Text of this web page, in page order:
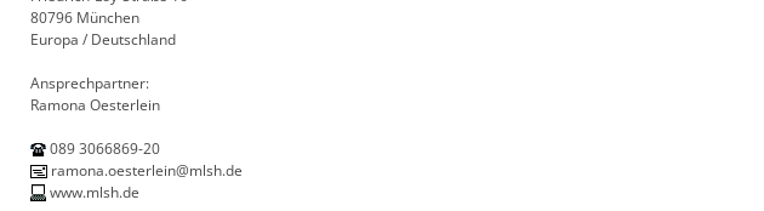
80796 München
Europa / Deutschland
Ansprechpartner:
Ramona Oesterlein
089 3066869-20
ramona.oesterlein@mlsh.de
www.mlsh.de